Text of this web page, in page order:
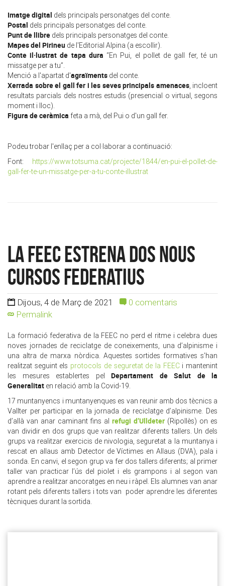
Imatge digital dels principals personatges del conte.
Postal dels principals personatges del conte.
Punt de llibre dels principals personatges del conte.
Mapes del Pirineu de l'Editorial Alpina (a escollir).
Conte il·lustrat de tapa dura “En Pui, el pollet de gall fer, té un
missatge per a tu”.
Menció a l'apartat d'agraïments del conte.
Xerrada sobre el gall fer i les seves principals amenaces, incloent
resultats parcials dels nostres estudis (presencial o virtual, segons
moment i lloc).
Figura de ceràmica feta a mà, del Pui o d'un gall fer.
Podeu trobar l'enllaç per a col·laborar a continuació:
Font: https://www.totsuma.cat/projecte/1844/en-pui-el-pollet-de-
gall-fer-te-un-missatge-per-a-tu-conte-illustrat
La FEEC estrena dos nous
cursos federatius
Dijous, 4 de Març de 2021
0 comentaris
Permalink
La formació federativa de la FEEC no perd el ritme i celebra dues
noves jornades de reciclatge de coneixements, una d’alpinisme i
una altra de marxa nòrdica. Aquestes sortides formatives s’han
realitzat seguint els protocols de seguretat de la FEECi mantenint
les mesures establertes pel Departament de Salut de la
Generalitat en relació amb la Covid-19.
17 muntanyencs i muntanyenques es van reunir amb dos tècnics a
Vallter per participar en la jornada de reciclatge d’alpinisme. Des
d’allà van anar caminant fins al refugi d’Ulldeter (Ripollès) on es
van dividir en dos grups que van realitzar diferents tallers. Un dels
grups va realitzar exercicis de nivologia, seguretat a la muntanya i
rescat en allaus amb Detector de Víctimes en Allaus (DVA), pala i
sonda. En canvi, el segon grup va fer dos tallers diferents; al primer
taller van practicar l’ús del piolet i els grampons i al segon van
aprendre a realitzar ancoratges en neu i ràpel. Els alumnes van anar
rotant pels diferents tallers i tots van poder aprendre les diferentes
tècniques durant la sortida.